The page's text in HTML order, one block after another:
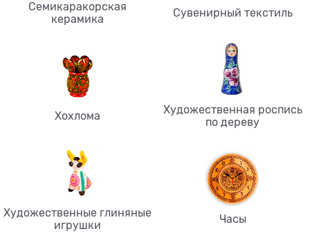
Семикаракорская
керамика
Сувенирный текстиль
Хохлома
Художественная роспись
по дереву
Художественные глиняные
игрушки
Часы